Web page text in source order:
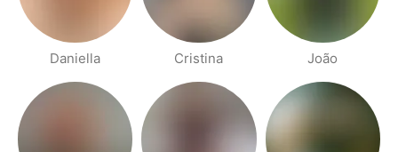
Daniella Cristina João